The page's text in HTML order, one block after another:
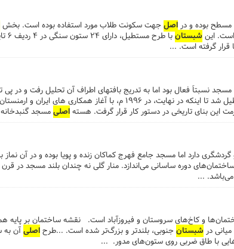
بوده و دراصلجهت سکونت طلاب مورد استفاده بوده است. بخش
است. این شبستان
با
م وضعیت بنا سالم و مسجد نسبتاً فعال بود اما به تدریج بافتهای اطراف آن تحلیل رفت و
ارمنستان، فعالیت های مذهبی آن نیز به تدریج تعطیل شد تا اینکه در نهایت، در ۱۹۹۶ م،
این بنای تاریخی در دستور کار قرار گرفت. هستهاصلیمسجد
اوایل دوره زندیه و سال های شکوفایی کریمخان زند است، اما بر
گزارش کرده تصور می‌شود تاریخ بنای مسجد به عهد نادرشاه افشار (۱۷۳۶ ـ ۱۷۴۷ م)؛ یعنی، به زمان
احاطه کرده از زیبایی چشمگیری برخوردار است. ...
گردشگری دارد اما مسجد جامع فهرج کماکان زنده و پویا بوده و در آن
دوره ساسانی می‌اندازد. منار گلی نه چندان بلند مسجد در
...
و کاخ‌های سروستان و فیروزآباد است. نقشه ساختمان بر پایه
در شبستانجنوبی، بلندتر و بزرگ‌تر شده است. ...طرحاصلیآن
با طاق ضربی روی ستون‌های مدور. ...